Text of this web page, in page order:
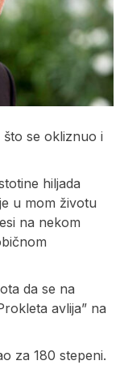
se okliznuo i
hiljada
u mom životu
na nekom
da se na
avlija” na
za 180 stepeni.